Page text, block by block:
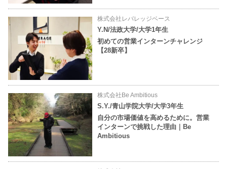
株式会社レバレッジベース
Y.N/法政大学/大学1年生
初めての営業インターンチャレンジ
【28新卒】
株式会社Be Ambitious
S.Y./青山学院大学/大学3年生
自分の市場価値を高めるために。営業
インターンで挑戦した理由｜Be
Ambitious